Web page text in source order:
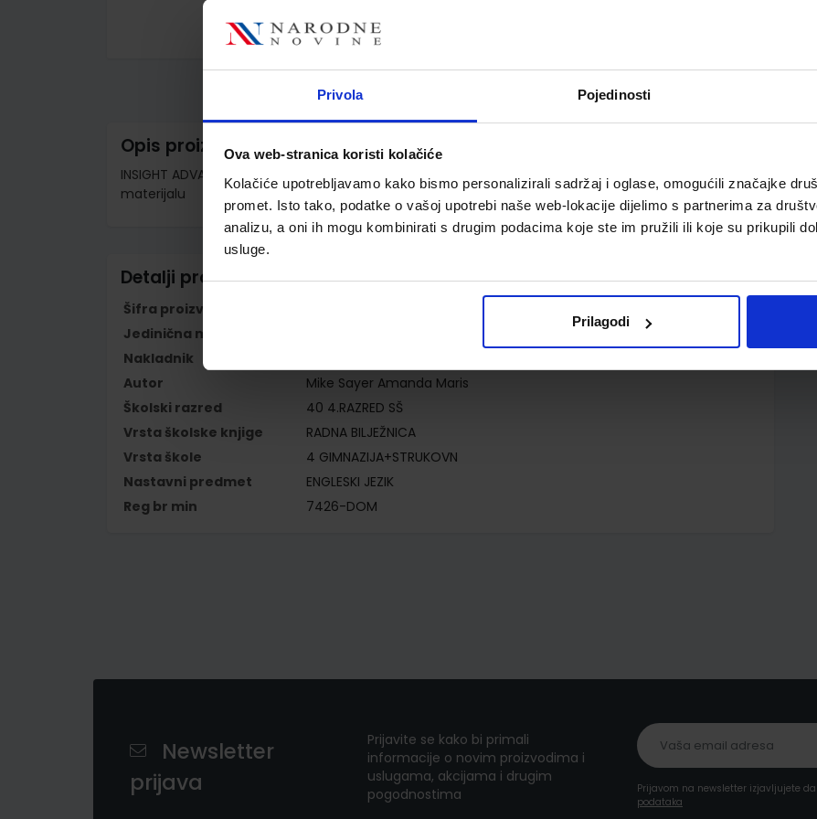
Privola Pojedinosti
Ova web-stranica koristi kolačiće
Kolačiće upotrebljavamo kako bismo personalizirali sadržaj i oglase, omogućili značajke
promet. Isto tako, podatke o vašoj upotrebi naše web-lokacije dijelimo s partnerima za
analizu, a oni ih mogu kombinirati s drugim podacima koje ste im pružili ili koje su prikupili
usluge.
Prilagodi
gallery
Opis proizvoda
INSIGHT ADVANCED; WB + OLP PK; tiskana radna bilježnica s pristupom dodatnom digitalnom
materijalu
Detalji proizvoda
Šifra proizvoda
Jedinična mjera
Nakladnik
Autor
Mike Sayer Amanda Maris
Školski razred
40 4.RAZRED SŠ
Vrsta školske knjige
RADNA BILJEŽNICA
Vrsta škole
4 GIMNAZIJA+STRUKOVN
Nastavni predmet
ENGLESKI JEZIK
Reg br min
7426-DOM
Newsletter
prijava
Prijavite se kako bi primali
informacije o novim proizvodima i
uslugama, akcijama i drugim
pogodnostima
Prijavom na newsletter izjavljujete
podataka